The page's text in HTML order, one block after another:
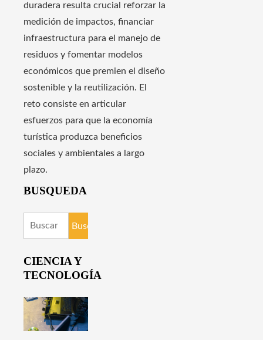
duradera resulta crucial reforzar la
medición de impactos, financiar
infraestructura para el manejo de
residuos y fomentar modelos
económicos que premien el diseño
sostenible y la reutilización. El
reto consiste en articular
esfuerzos para que la economía
turística produzca beneficios
sociales y ambientales a largo
plazo.
BUSQUEDA
Buscar:
CIENCIA Y
TECNOLOGÍA